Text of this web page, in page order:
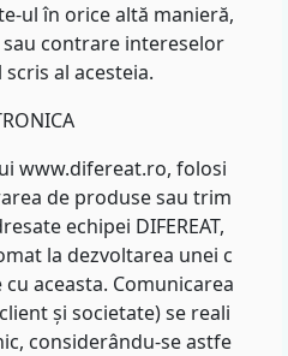
ul în orice altă manieră,
contrare intereselor
al acesteia.
www.difereat.ro, folosi
de produse sau trim
echipei DIFEREAT,
la dezvoltarea unei c
aceasta. Comunicarea
și societate) se reali
considerându-se astfe